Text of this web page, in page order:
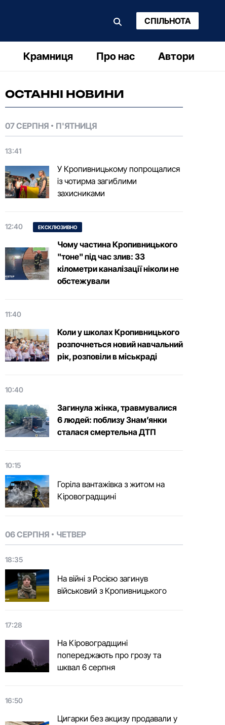
СПІЛЬНОТА
Крамниця Про нас Автори
ОСТАННІ НОВИНИ
07 СЕРПНЯ П'ЯТНИЦЯ
13:41
У Кропивницькому попрощалися
із чотирма загиблими
захисниками
12:40 ЕКСКЛЮЗИВНО
Чому частина Кропивницького
"тоне" під час злив: 33
кілометри каналізації ніколи не
обстежували
11:40
Коли у школах Кропивницького
розпочнеться новий навчальний
рік, розповіли в міськраді
10:40
Загинула жінка, травмувалися
6 людей: поблизу Знам’янки
сталася смертельна ДТП
10:15
Горіла вантажівка з житом на
Кіровоградщині
06 СЕРПНЯ ЧЕТВЕР
18:35
На війні з Росією загинув
військовий з Кропивницького
17:28
На Кіровоградщині
попереджають про грозу та
шквал 6 серпня
16:50
Цигарки без акцизу продавали у